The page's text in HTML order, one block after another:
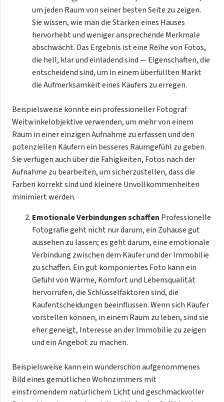
um jeden Raum von seiner besten Seite zu zeigen.
Sie wissen, wie man die Stärken eines Hauses
hervorhebt und weniger ansprechende Merkmale
abschwächt. Das Ergebnis ist eine Reihe von Fotos,
die hell, klar und einladend sind — Eigenschaften, die
entscheidend sind, um in einem überfüllten Markt
die Aufmerksamkeit eines Käufers zu erregen.
Beispielsweise könnte ein professioneller Fotograf
Weitwinkelobjektive verwenden, um mehr von einem
Raum in einer einzigen Aufnahme zu erfassen und den
potenziellen Käufern ein besseres Raumgefühl zu geben.
Sie verfügen auch über die Fähigkeiten, Fotos nach der
Aufnahme zu bearbeiten, um sicherzustellen, dass die
Farben korrekt sind und kleinere Unvollkommenheiten
minimiert werden.
Emotionale Verbindungen schaffen Professionelle
Fotografie geht nicht nur darum, ein Zuhause gut
aussehen zu lassen; es geht darum, eine emotionale
Verbindung zwischen dem Käufer und der Immobilie
zu schaffen. Ein gut komponiertes Foto kann ein
Gefühl von Wärme, Komfort und Lebensqualität
hervorrufen, die Schlüsselfaktoren sind, die
Kaufentscheidungen beeinflussen. Wenn sich Käufer
vorstellen können, in einem Raum zu leben, sind sie
eher geneigt, Interesse an der Immobilie zu zeigen
und ein Angebot zu machen.
Beispielsweise kann ein wunderschön aufgenommenes
Bild eines gemütlichen Wohnzimmers mit
einströmendem natürlichem Licht und geschmackvoller